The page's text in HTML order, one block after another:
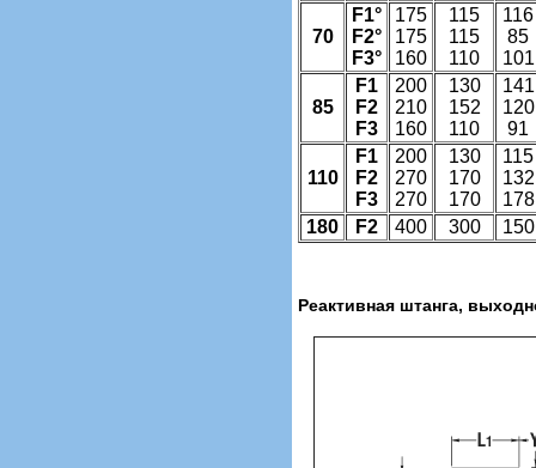
70
F1°
F2°
F3°
175
175
160
115
115
110
116
85
101
85
F1
F2
F3
200
210
160
130
152
110
141
120
91
110
F1
F2
F3
200
270
270
130
170
170
115
132
178
180
F2 400 300 150
Реактивная штанга,